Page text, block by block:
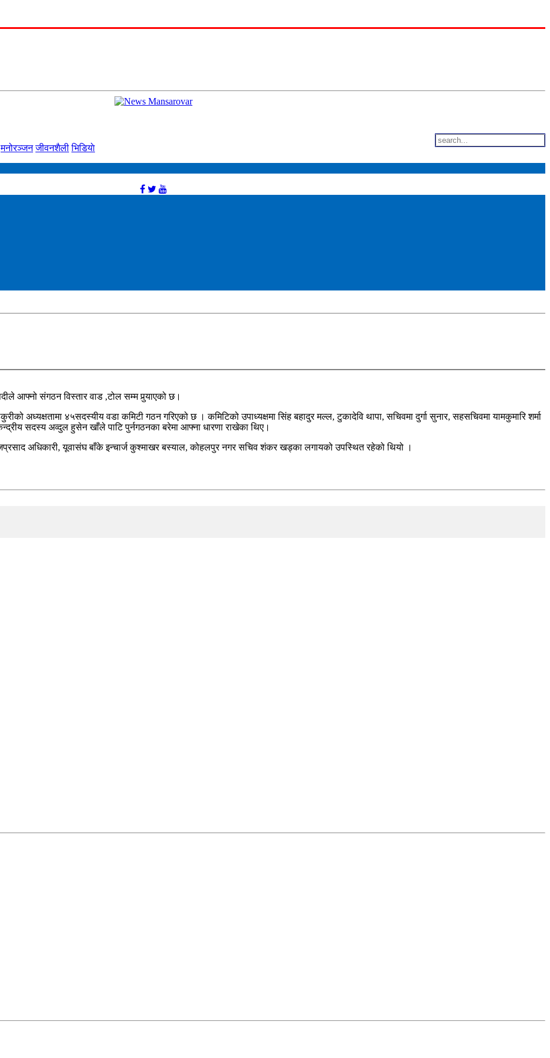
मनोरञ्‍जन जीवनशैली भिडियाे
आफ्नो संगठन विस्तार वाड ,टोल सम्म पुर्‍याएको छ।
अध्यक्षतामा ४५सदस्यीय वडा कमिटी गठन गरिएको छ । कमिटिको उपाध्यक्षमा सिंह बहादुर मल्ल, टुकादेवि थापा, सचिवमा दुर्गा सुनार, सहसचिवमा यामकुमारि शर्मा
सदस्य अव्दुल हुसेन खाँले पाटि पुर्नगठनका बरेमा आफ्ना धारणा राखेका थिए।
अधिकारी, यूवासंघ बाँके इन्चार्ज कुश्माखर बस्याल, कोहलपुर नगर सचिव शंकर खड्का लगायको उपस्थित रहेको थियो ।